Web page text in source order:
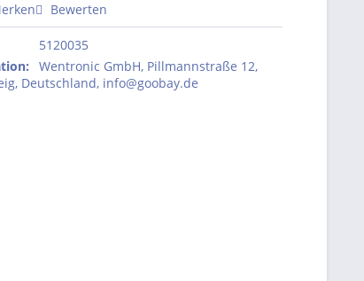
Bewerten
5120035
:
Wentronic GmbH, Pillmannstraße 12,
Deutschland, info@goobay.de